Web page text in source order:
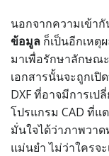
นอกจากความเข้ากั
ข้อมูล ก็เป็นอีกเหตุ
มาเพื่อรักษาลักษณ
เอกสารนั้นจะถูกเ
DXF ที่อาจมีการเป
โปรแกรม CAD ที่แ
มั่นใจได้ว่าภาพวา
แม่นยำ ไม่ว่าใครจ